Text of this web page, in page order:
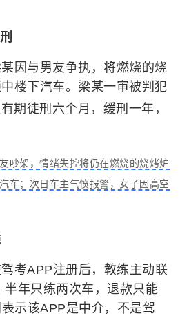
因与男友争执，将燃烧的烧
楼下汽车。梁某一审被判犯
期徒刑六个月，缓刑一年，
吵架，情绪失控将仍在燃烧的烧烤炉
车；次日车主气愤报警，女子因高空
考APP注册后，教练主动联
半年只练两次车，退款只能
示该APP是中介，不是驾